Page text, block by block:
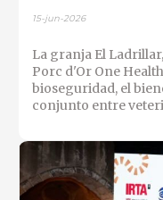
15-jun-2026
La granja El
Porc d'Or One
bioseguridad, el
conjunto entre